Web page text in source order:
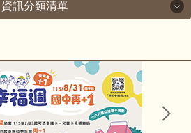
資訊分類清單